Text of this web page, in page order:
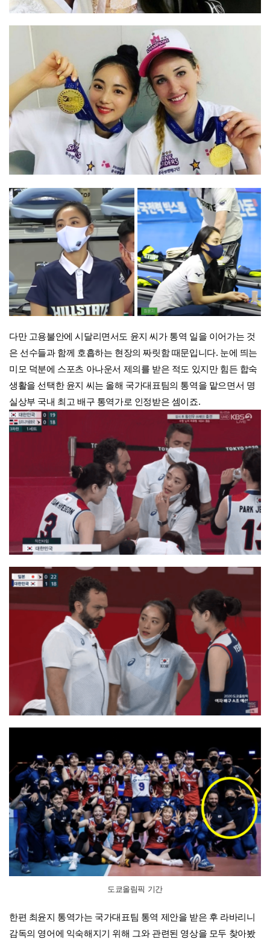
다만 고용불안에 시달리면서도 윤지 씨가 통역 일을 이어가는 것
은 선수들과 함께 호흡하는 현장의 짜릿함 때문입니다. 눈에 띄는
미모 덕분에 스포츠 아나운서 제의를 받은 적도 있지만 힘든 합숙
생활을 선택한 윤지 씨는 올해 국가대표팀의 통역을 맡으면서 명
실상부 국내 최고 배구 통역가로 인정받은 셈이죠.
도쿄올림픽 기간
한편 최윤지 통역가는 국가대표팀 통역 제안을 받은 후 라바리니
감독의 영어에 익숙해지기 위해 그와 관련된 영상을 모두 찾아봤